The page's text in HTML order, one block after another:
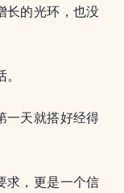
长的光环，也没
一天就搭好经得
求，更是一个信